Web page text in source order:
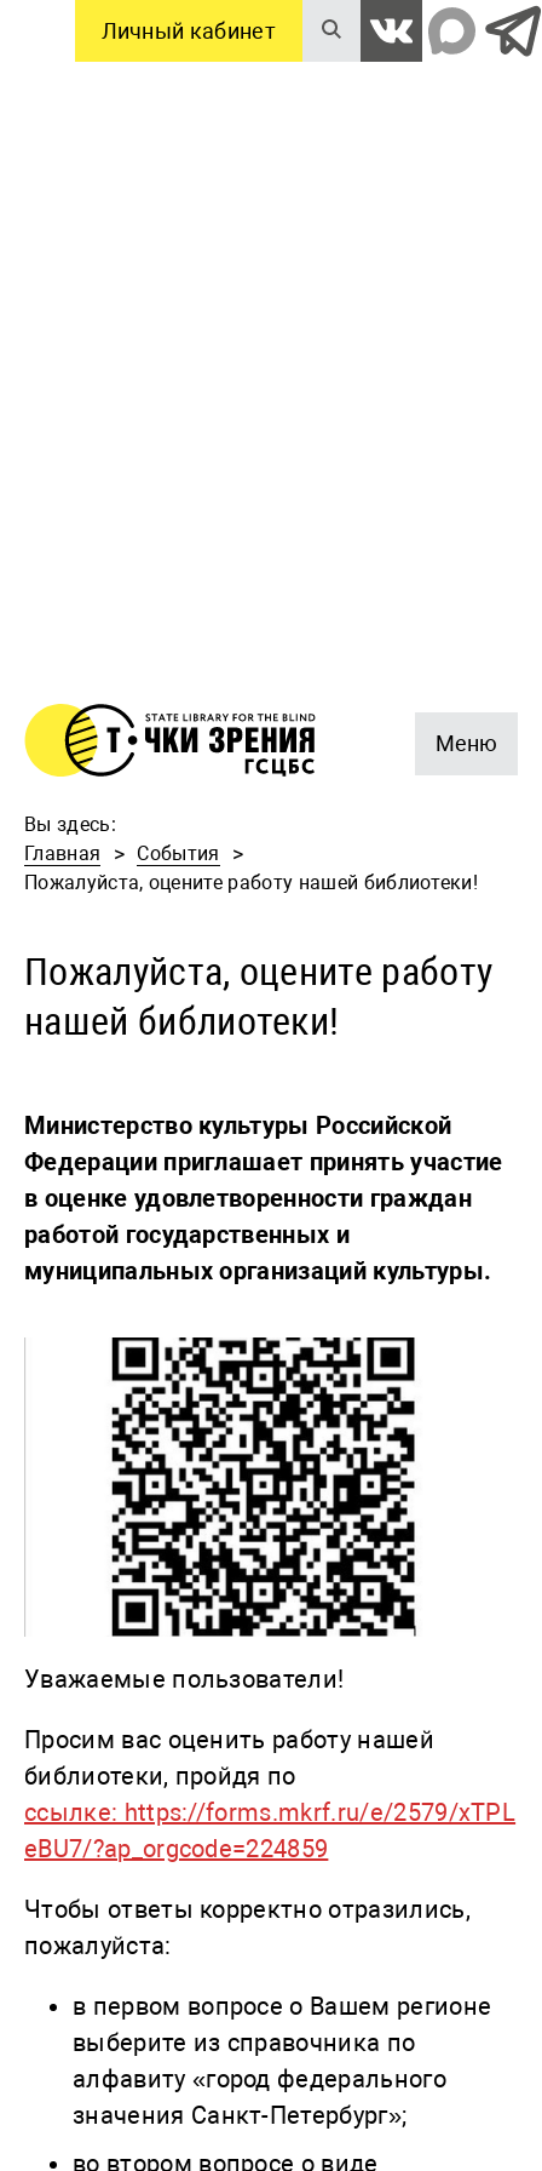
Меню
Личный кабинет
Вы здесь:
Главная
События
Пожалуйста, оцените работу нашей библиотеки!
Пожалуйста, оцените работу
нашей библиотеки!
Министерство культуры Российской
Федерации приглашает принять участие
в оценке удовлетворенности граждан
работой государственных и
муниципальных организаций культуры.
Уважаемые пользователи!
Просим вас оценить работу нашей
библиотеки, пройдя по
ссылке: https://forms.mkrf.ru/e/2579/xTPL
eBU7/?ap_orgcode=224859
Чтобы ответы корректно отразились,
пожалуйста:
в первом вопросе о Вашем регионе
выберите из справочника по
алфавиту «город федерального
значения Санкт-Петербург»;
во втором вопросе о виде